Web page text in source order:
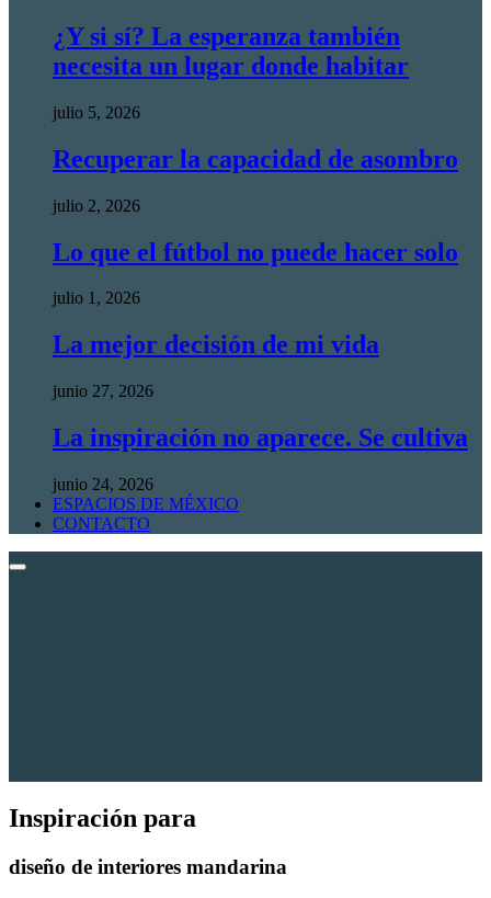
¿Y si sí? La esperanza también
necesita un lugar donde habitar
julio 5, 2026
Recuperar la capacidad de asombro
julio 2, 2026
Lo que el fútbol no puede hacer solo
julio 1, 2026
La mejor decisión de mi vida
junio 27, 2026
La inspiración no aparece. Se cultiva
junio 24, 2026
ESPACIOS DE MÉXICO
CONTACTO
Inspiración para
diseño de interiores mandarina